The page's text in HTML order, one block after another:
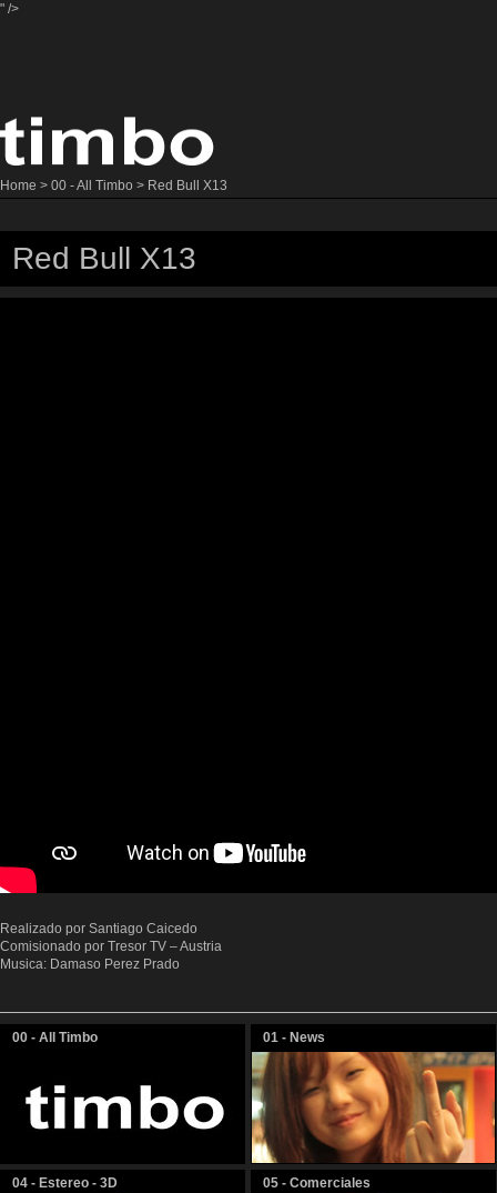
" />
Home > 00 - All Timbo > Red Bull X13
Red Bull X13
Realizado por Santiago Caicedo
Comisionado por Tresor TV – Austria
Musica: Damaso Perez Prado
00 - All Timbo 01 - News
04 - Estereo - 3D 05 - Comerciales